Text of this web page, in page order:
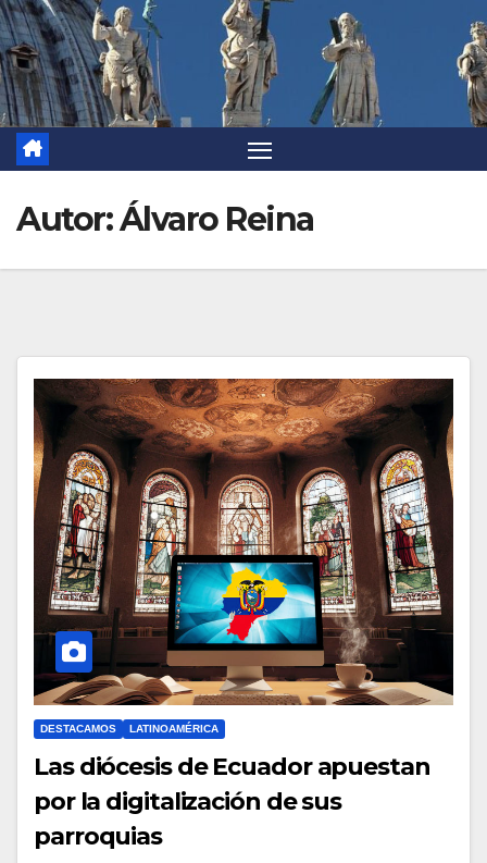
Autor:Álvaro Reina
DESTACAMOS LATINOAMÉRICA
Las diócesis de Ecuador apuestan
por la digitalización de sus
parroquias